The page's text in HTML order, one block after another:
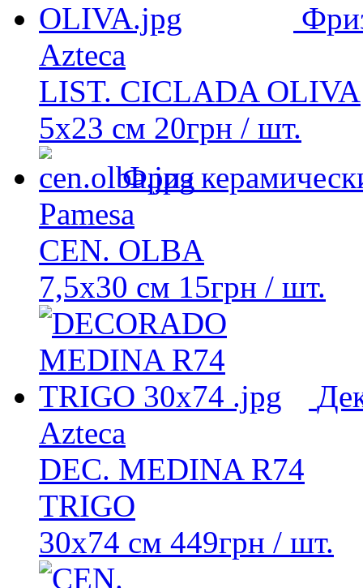
Azteca
LIST. CICLADA OLIVA
5x23 см 20грн / шт.
Фриз
Pamesa
CEN. OLBA
7,5x30 см 15грн / шт.
Azteca
DEC. MEDINA R74
TRIGO
30x74 см 449грн / шт.